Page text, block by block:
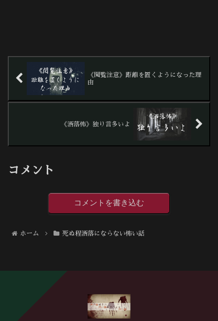
《閲覧注意》距離を置くようになった理
由
《洒落怖》独り言多いよ
コメント
コメントを書き込む
ホーム 死ぬ程洒落にならない怖い話